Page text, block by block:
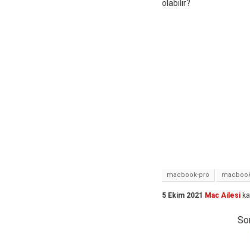
olabilir?
macbook-pro
5 Ekim 2021 Mac Ailesi